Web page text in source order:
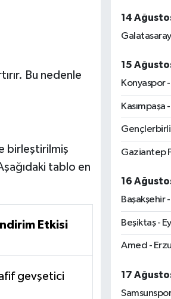
Bu nedenle
birleştirilmiş
tablo en
Etkisi
gevşetici
14
15
Konyaspor
Kasımpaşa
Gaziantep
16
Başakşehir
Beşiktaş -
Amed -
17